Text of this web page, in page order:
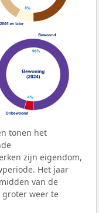
tonen het
zijn eigendom,
Het jaar
van de
groter weer te